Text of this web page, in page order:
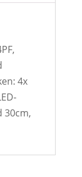
4x
30cm,